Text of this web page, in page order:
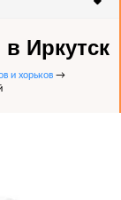
Иркутск
и хорьков →